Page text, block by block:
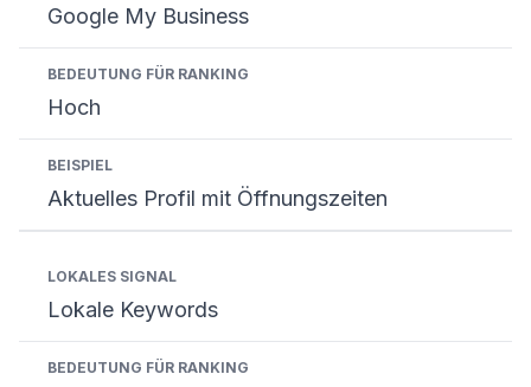
Google My Business
Hoch
Aktuelles Profil mit Öffnungszeiten
Lokale Keywords